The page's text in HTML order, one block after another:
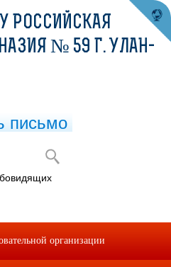
РОССИЙСКАЯ
№ 59 Г. УЛАН-
письмо
организации